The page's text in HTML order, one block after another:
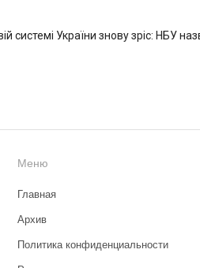
системі України знову зріс: НБУ
Меню
Главная
Архив
Политика конфиденциальности